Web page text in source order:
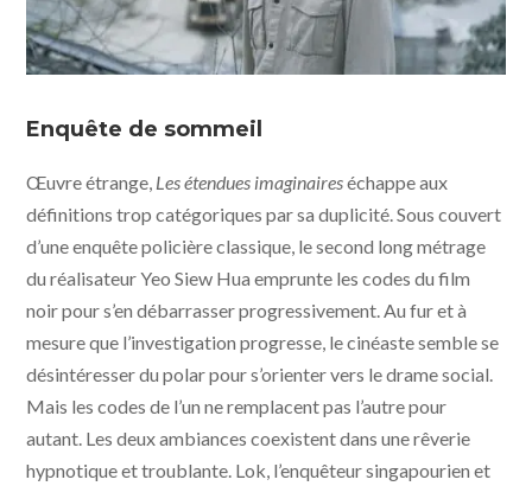
Enquête de sommeil
Œuvre étrange, Les étendues imaginaireséchappe aux
définitions trop catégoriques par sa duplicité. Sous couvert
d’une enquête policière classique, le second long métrage
du réalisateur Yeo Siew Hua emprunte les codes du film
noir pour s’en débarrasser progressivement. Au fur et à
mesure que l’investigation progresse, le cinéaste semble se
désintéresser du polar pour s’orienter vers le drame social.
Mais les codes de l’un ne remplacent pas l’autre pour
autant. Les deux ambiances coexistent dans une rêverie
hypnotique et troublante. Lok, l’enquêteur singapourien et